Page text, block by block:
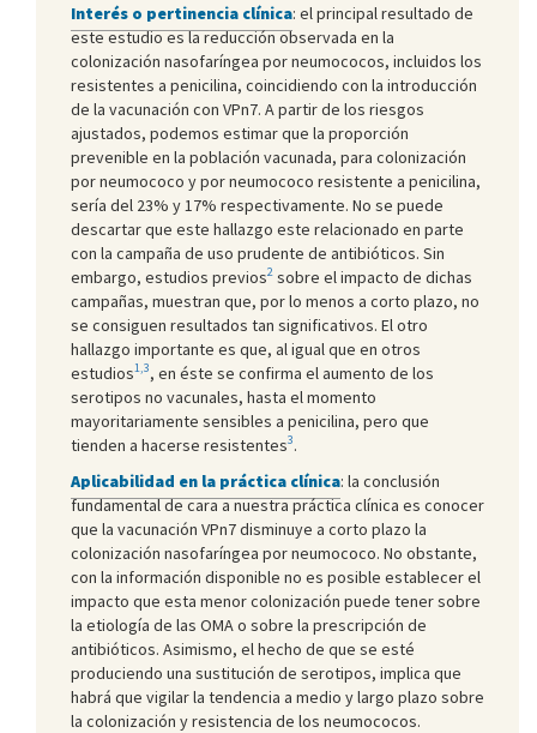
Interés o pertinencia clínica: el principal resultado de
este estudio es la reducción observada en la
colonización nasofaríngea por neumococos, incluidos los
resistentes a penicilina, coincidiendo con la introducción
de la vacunación con VPn7. A partir de los riesgos
ajustados, podemos estimar que la proporción
prevenible en la población vacunada, para colonización
por neumococo y por neumococo resistente a penicilina,
sería del 23% y 17% respectivamente. No se puede
descartar que este hallazgo este relacionado en parte
con la campaña de uso prudente de antibióticos. Sin
embargo, estudios previos2 sobre el impacto de dichas
campañas, muestran que, por lo menos a corto plazo, no
se consiguen resultados tan significativos. El otro
hallazgo importante es que, al igual que en otros
estudios1,3, en éste se confirma el aumento de los
serotipos no vacunales, hasta el momento
mayoritariamente sensibles a penicilina, pero que
tienden a hacerse resistentes3.
Aplicabilidad en la práctica clínica: la conclusión
fundamental de cara a nuestra práctica clínica es conocer
que la vacunación VPn7 disminuye a corto plazo la
colonización nasofaríngea por neumococo. No obstante,
con la información disponible no es posible establecer el
impacto que esta menor colonización puede tener sobre
la etiología de las OMA o sobre la prescripción de
antibióticos. Asimismo, el hecho de que se esté
produciendo una sustitución de serotipos, implica que
habrá que vigilar la tendencia a medio y largo plazo sobre
la colonización y resistencia de los neumococos.